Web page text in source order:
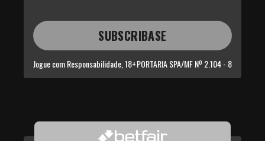
SUBSCRIBASE
Jogue com Responsabilidade, 18+PORTARIA SPA/MF Nº 2.104 - 8